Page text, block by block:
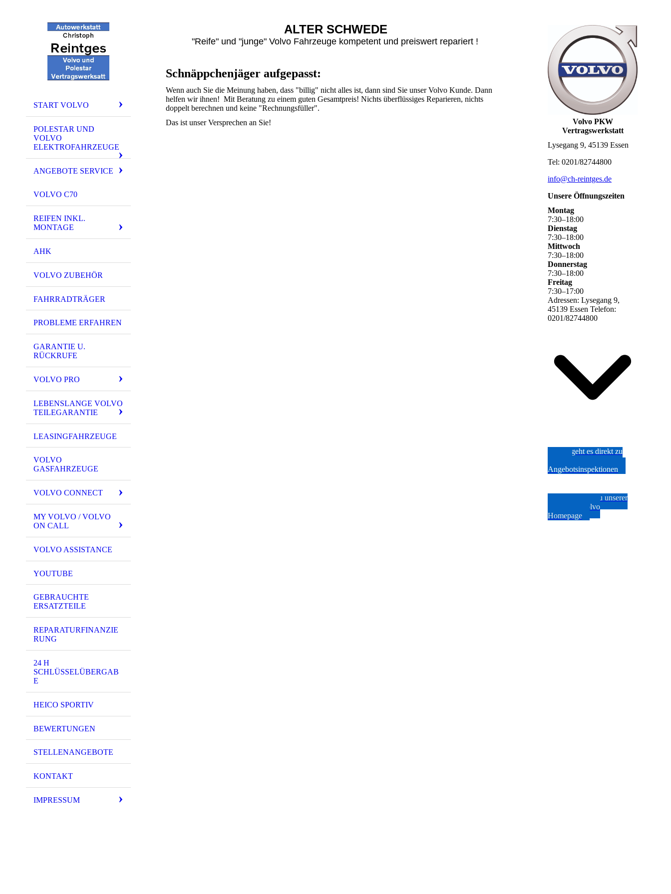
START VOLVO
POLESTAR UND
VOLVO
ELEKTROFAHRZEUGE
ANGEBOTE SERVICE
VOLVO C70
REIFEN INKL.
MONTAGE
AHK
VOLVO ZUBEHÖR
FAHRRADTRÄGER
PROBLEME ERFAHREN
GARANTIE U.
RÜCKRUFE
VOLVO PRO
LEBENSLANGE VOLVO
TEILEGARANTIE
LEASINGFAHRZEUGE
VOLVO
GASFAHRZEUGE
VOLVO CONNECT
MY VOLVO / VOLVO
ON CALL
VOLVO ASSISTANCE
YOUTUBE
GEBRAUCHTE
ERSATZTEILE
REPARATURFINANZIE
RUNG
24 H
SCHLÜSSELÜBERGAB
E
HEICO SPORTIV
BEWERTUNGEN
STELLENANGEBOTE
KONTAKT
IMPRESSUM
ALTER SCHWEDE
"Reife" und "junge" Volvo Fahrzeuge kompetent und preiswert repariert !
Schnäppchenjäger aufgepasst:
Wenn auch Sie die Meinung haben, dass "billig" nicht alles ist, dann sind Sie unser Volvo Kunde. Dann
helfen wir ihnen! Mit Beratung zu einem guten Gesamtpreis! Nichts überflüssiges Reparieren, nichts
doppelt berechnen und keine "Rechnungsfüller".
Das ist unser Versprechen an Sie!
Volvo PKW
Vertragswerkstatt
Lysegang 9, 45139 Essen
Tel: 0201/82744800
info@ch-reintges.de
Unsere Öffnungszeiten
Montag
7:30–18:00
Dienstag
7:30–18:00
Mittwoch
7:30–18:00
Donnerstag
7:30–18:00
Freitag
7:30–17:00
Adressen: Lysegang 9,
45139 Essen Telefon:
0201/82744800
Hier geht es direkt zu
Angebotsinspektionen
Hier geht es zu unserer
offiziellen Volvo
Homepage